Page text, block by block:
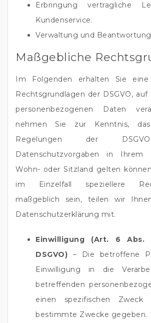
Erbringung vertragliche
Kundenservice.
Verwaltung und
Maßgebliche
Im Folgenden erhalten Sie
Rechtsgrundlagen der DSGVO,
personenbezogenen Daten
nehmen Sie zur Kenntnis,
Regelungen der
Datenschutzvorgaben in Ihrem
Wohn- oder Sitzland gelten
im Einzelfall speziellere
maßgeblich sein, teilen wir
Datenschutzerklärung mit.
Einwilligung (Art. 6
DSGVO) – Die betroffene
Einwilligung in die
betreffenden
einen spezifischen Zweck
bestimmte Zwecke gegeben.